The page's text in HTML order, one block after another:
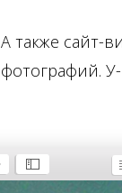
Попытаемся
А также сайт-
фотографий.